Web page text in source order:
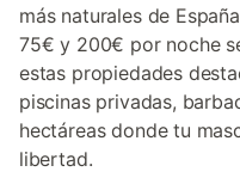
más naturales de
75€ y 200€ por noche
estas propiedades
piscinas privadas,
hectáreas donde tu
libertad.